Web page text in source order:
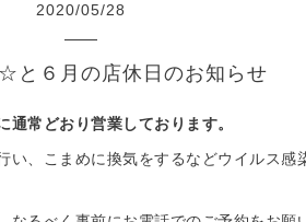
2020/05/28
と６月の店休日のお知らせ
常どおり営業しております。
い、こまめに換気をするなどウイルス感